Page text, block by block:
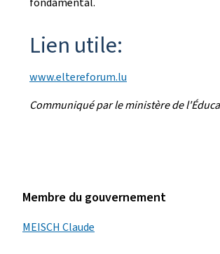
Lien utile:
www.eltereforum.lu
Communiqué par le ministère de
Membre du gouvernement
MEISCH Claude